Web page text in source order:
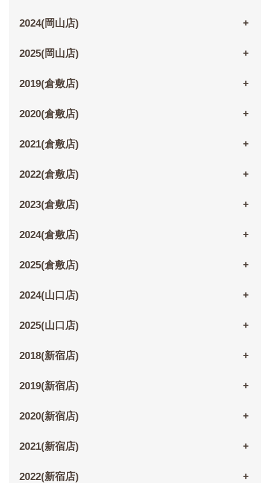
2024(岡山店)
2025(岡山店)
2019(倉敷店)
2020(倉敷店)
2021(倉敷店)
2022(倉敷店)
2023(倉敷店)
2024(倉敷店)
2025(倉敷店)
2024(山口店)
2025(山口店)
2018(新宿店)
2019(新宿店)
2020(新宿店)
2021(新宿店)
2022(新宿店)